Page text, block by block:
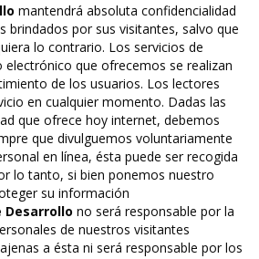
mantendrá absoluta confidencialidad
brindados por sus visitantes, salvo que
lo contrario. Los servicios de
que ofrecemos se realizan
de los usuarios. Los lectores
en cualquier momento. Dadas las
que ofrece hoy internet, debemos
que divulguemos voluntariamente
en línea, ésta puede ser recogida
lo tanto, si bien ponemos nuestro
su información
Desarrollo no será responsable por la
de nuestros visitantes
a ésta ni será responsable por los